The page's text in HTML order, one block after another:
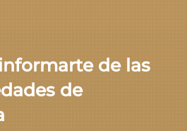
de las
de